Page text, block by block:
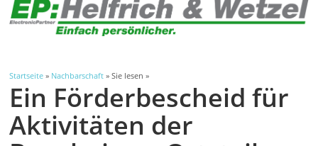
Startseite » Nachbarschaft » Sie lesen »
Ein Förderbescheid für
Aktivitäten der